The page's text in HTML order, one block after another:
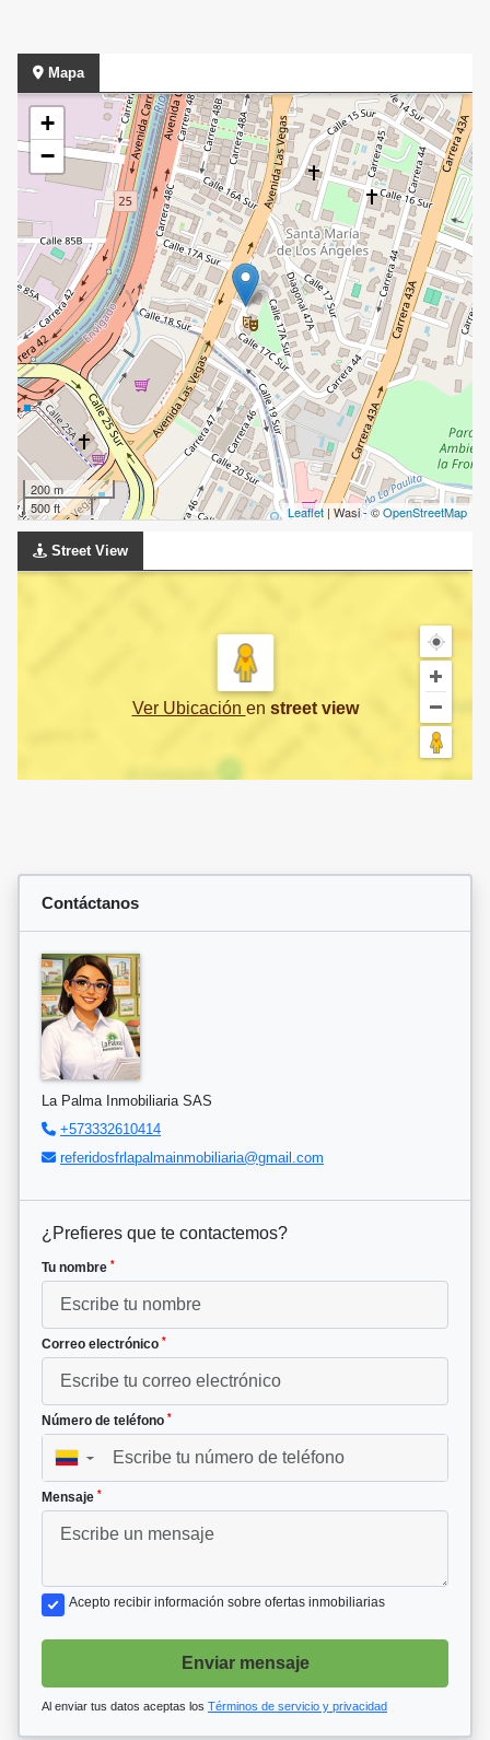
Mapa
+
−
200 m
500 ft
Leaflet | Wasi - ©OpenStreetMap
Street View
Ver Ubicación en street view
Contáctanos
La Palma Inmobiliaria SAS
+573332610414
referidosfrlapalmainmobiliaria@gmail.com
¿Prefieres que te contactemos?
Tu nombre *
Correo electrónico *
Número de teléfono *
▼
Mensaje *
Acepto recibir información sobre ofertas inmobiliarias
Enviar mensaje
Al enviar tus datos aceptas los Términos de servicio y privacidad